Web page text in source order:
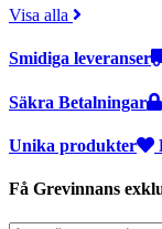
Visa alla
Smidiga leveranser
Säkra Betalningar
Unika produkter
Få Grevinnans